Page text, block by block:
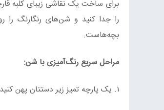
برای ساخت یک نقاشی زیبای کلبه
را جدا کنید و شن‌های رنگارنگ را
بچه‌هاست.
مراحل سریع رنگ‌آمیزی با شن:
۱. یک پارچه تمیز زیر دستتان پهن کنید.